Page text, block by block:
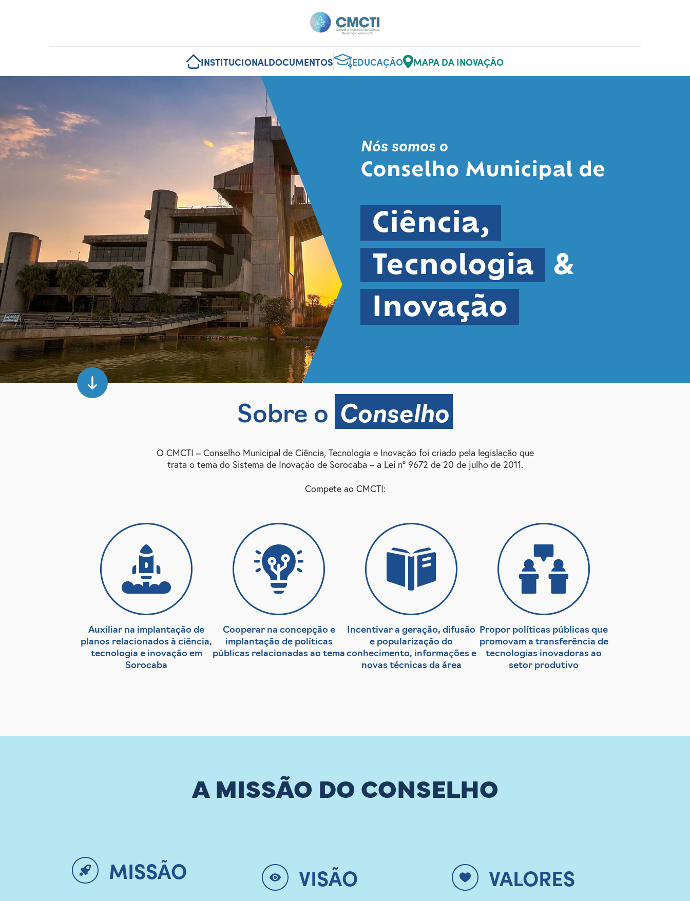
INSTITUCIONALDOCUMENTOS EDUCAÇÃO MAPA DA INOVAÇÃO
Nós somos o
Conselho Municipal de
Ciência,
Tecnologia
&
Inovação
Sobre o Conselho
O CMCTI – Conselho Municipal de Ciência, Tecnologia e Inovação foi criado pela legislação que
trata o tema do Sistema de Inovação de Sorocaba – a Lei nº 9672 de 20 de julho de 2011.
Compete ao CMCTI:
Auxiliar na implantação de
planos relacionados à ciência,
tecnologia e inovação em
Sorocaba
Cooperar na concepção e
implantação de políticas
públicas relacionadas ao tema
Incentivar a geração, difusão
e popularização do
conhecimento, informações e
novas técnicas da área
Propor políticas públicas que
promovam a transferência de
tecnologias inovadoras ao
setor produtivo
A MISSÃO DO CONSELHO
MISSÃO VISÃO VALORES